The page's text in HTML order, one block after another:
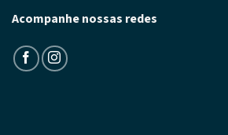
Acompanhe nossas redes